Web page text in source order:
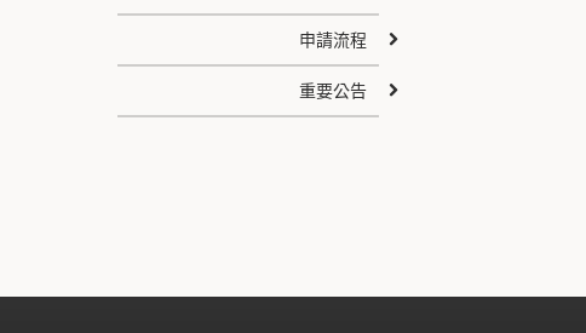
申請流程
重要公告